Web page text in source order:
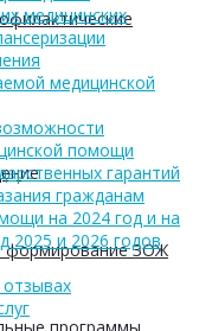
формирование ЗОЖ
медицинских
медицинской
помощи
гарантий
гражданам
на 2024 год и на
2025 и 2026 годов